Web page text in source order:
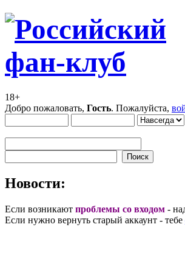
18+
Добро пожаловать, Гость. Пожалуйста,
Новости:
Если возникают проблемы со входом -
Если нужно вернуть старый аккаунт - тебе